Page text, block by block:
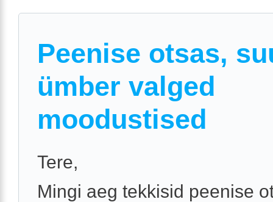
Peenise otsas,
ümber valged
moodustised
Tere,
Mingi aeg tekkisid peenise